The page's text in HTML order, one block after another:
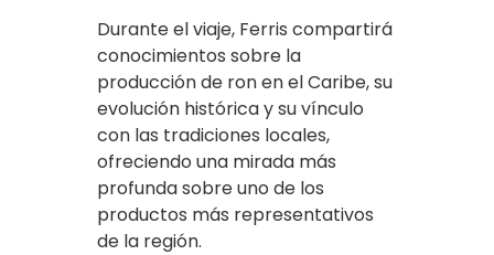
Durante el viaje, Ferris compartirá
conocimientos sobre la
producción de ron en el Caribe, su
evolución histórica y su vínculo
con las tradiciones locales,
ofreciendo una mirada más
profunda sobre uno de los
productos más representativos
de la región.